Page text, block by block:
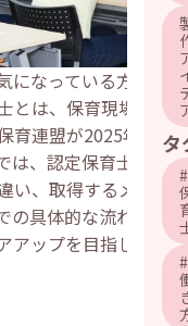
タ
#
#
になっている方もい
とは、保育現場の複
連盟が2025年度
は、認定保育士の制
、取得するメリッ
具体的な流れも紹
アップを目指したい